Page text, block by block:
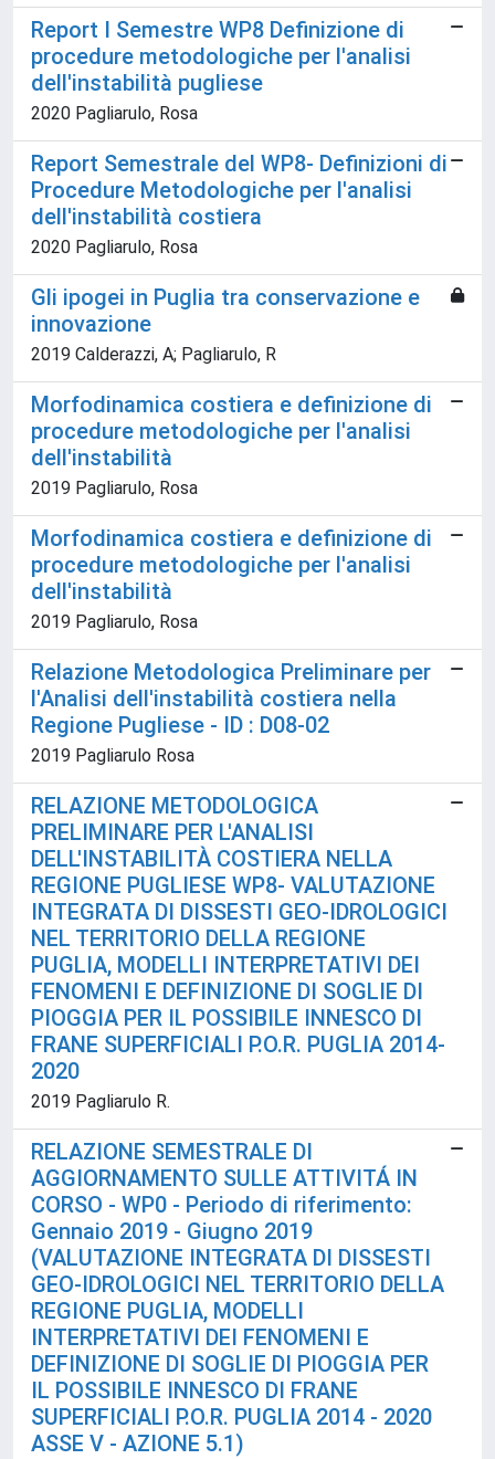
Report I Semestre WP8 Definizione di
procedure metodologiche per l'analisi
dell'instabilità pugliese
2020 Pagliarulo, Rosa
Report Semestrale del WP8- Definizioni di
Procedure Metodologiche per l'analisi
dell'instabilità costiera
2020 Pagliarulo, Rosa
Gli ipogei in Puglia tra conservazione e
innovazione
2019 Calderazzi, A; Pagliarulo, R
Morfodinamica costiera e definizione di
procedure metodologiche per l'analisi
dell'instabilità
2019 Pagliarulo, Rosa
Morfodinamica costiera e definizione di
procedure metodologiche per l'analisi
dell'instabilità
2019 Pagliarulo, Rosa
Relazione Metodologica Preliminare per
l'Analisi dell'instabilità costiera nella
Regione Pugliese - ID : D08-02
2019 Pagliarulo Rosa
RELAZIONE METODOLOGICA
PRELIMINARE PER L'ANALISI
DELL'INSTABILITÀ COSTIERA NELLA
REGIONE PUGLIESE WP8- VALUTAZIONE
INTEGRATA DI DISSESTI GEO-IDROLOGICI
NEL TERRITORIO DELLA REGIONE
PUGLIA, MODELLI INTERPRETATIVI DEI
FENOMENI E DEFINIZIONE DI SOGLIE DI
PIOGGIA PER IL POSSIBILE INNESCO DI
FRANE SUPERFICIALI P.O.R. PUGLIA 2014-
2020
2019 Pagliarulo R.
RELAZIONE SEMESTRALE DI
AGGIORNAMENTO SULLE ATTIVITÁ IN
CORSO - WP0 - Periodo di riferimento:
Gennaio 2019 - Giugno 2019
(VALUTAZIONE INTEGRATA DI DISSESTI
GEO-IDROLOGICI NEL TERRITORIO DELLA
REGIONE PUGLIA, MODELLI
INTERPRETATIVI DEI FENOMENI E
DEFINIZIONE DI SOGLIE DI PIOGGIA PER
IL POSSIBILE INNESCO DI FRANE
SUPERFICIALI P.O.R. PUGLIA 2014 - 2020
ASSE V - AZIONE 5.1)